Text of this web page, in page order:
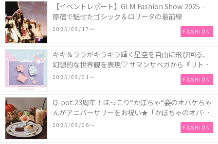
【イベントレポート】GLM Fashion Show 2025 –
原宿で魅せたゴシック＆ロリータの最前線
2025/09/17〜 FASHION
キキ＆ララがキラキラ輝く星空を自由に飛び回る、
幻想的な世界観を表現♡ サマンサベガから『リトル
ツインスターズ』50周年アニバーサリーイヤー』を
2025/09/01〜 FASHION
Q-pot.23周年！ほっこり“かぼちゃ“姿のオバケちゃ
んがアニバーサリーをお祝い★「かぼちゃのオバケ
ーキアクセサリー」が新発売！Q-pot CAFE.では
「かぼちゃのオバケーキプレート」も登場
2025/09/06〜 FASHION